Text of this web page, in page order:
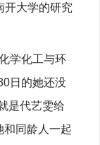
开大学的研究
学化工与环
日的她还没
是代艺雯给
和同龄人一起